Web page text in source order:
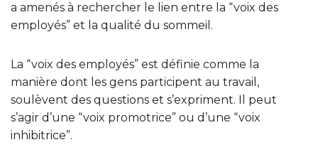
a amenés à rechercher le lien entre la “voix des
employés” et la qualité du sommeil.
La “voix des employés” est définie comme la
manière dont les gens participent au travail,
soulèvent des questions et s’expriment. Il peut
s’agir d’une “voix promotrice” ou d’une “voix
inhibitrice”.